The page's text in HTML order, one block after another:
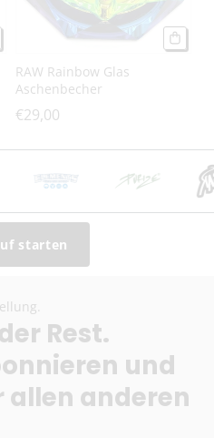
RAW Rainbow Glas
Aschenbecher
€29,00
starten
Rest.
und
allen anderen